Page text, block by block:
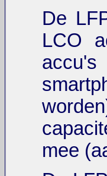
De
LCO
mee